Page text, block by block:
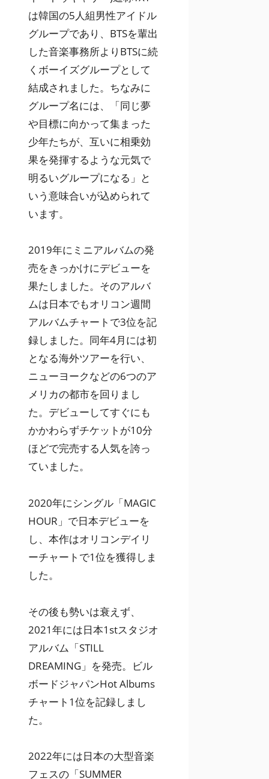
は韓国の5人組男性アイドル
グループであり、BTSを輩出
した音楽事務所よりBTSに続
くボーイズグループとして
結成されました。ちなみに
グループ名には、「同じ夢
や目標に向かって集まった
少年たちが、互いに相乗効
果を発揮するような元気で
明るいグループになる」と
いう意味合いが込められて
います。
2019年にミニアルバムの発
売をきっかけにデビューを
果たしました。そのアルバ
ムは日本でもオリコン週間
アルバムチャートで3位を記
録しました。同年4月には初
となる海外ツアーを行い、
ニューヨークなどの6つのア
メリカの都市を回りまし
た。デビューしてすぐにも
かかわらずチケットが10分
ほどで完売する人気を誇っ
ていました。
2020年にシングル「MAGIC
HOUR」で日本デビューを
し、本作はオリコンデイリ
ーチャートで1位を獲得しま
した。
その後も勢いは衰えず、
2021年には日本1stスタジオ
アルバム「STILL
DREAMING」を発売。ビル
ボードジャパンHot Albums
チャート1位を記録しまし
た。
2022年には日本の大型音楽
フェスの「SUMMER